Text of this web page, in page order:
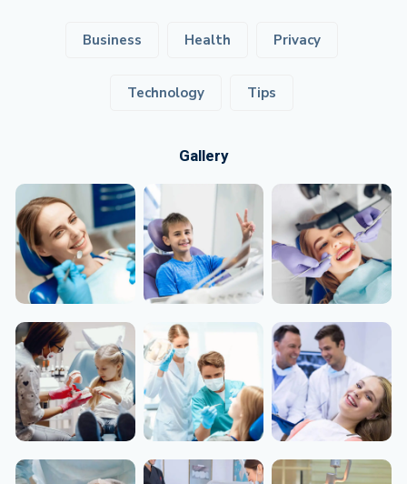
Business Health Privacy
Technology Tips
Gallery